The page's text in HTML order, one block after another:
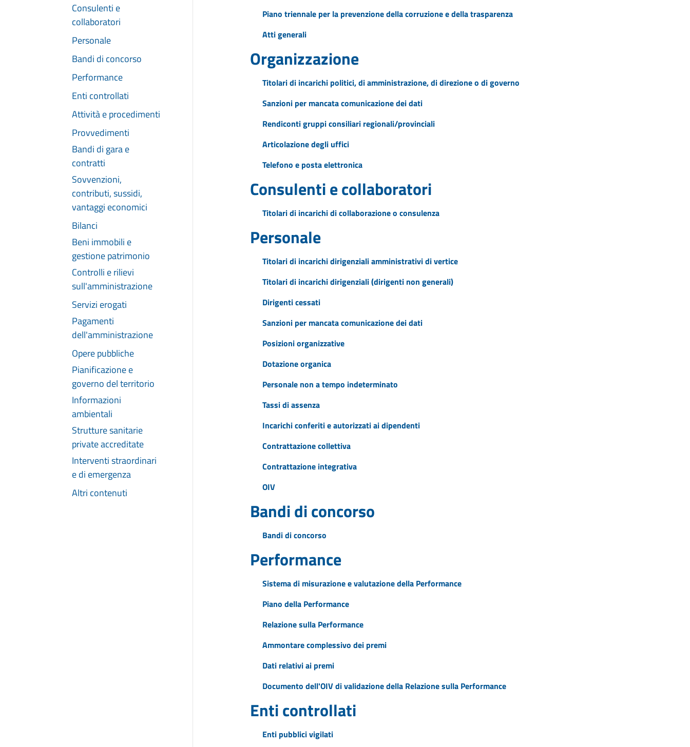
Consulenti e
collaboratori
Personale
Bandi di concorso
Performance
Enti controllati
Attività e procedimenti
Provvedimenti
Bandi di gara e
contratti
Sovvenzioni,
contributi, sussidi,
vantaggi economici
Bilanci
Beni immobili e
gestione patrimonio
Controlli e rilievi
sull'amministrazione
Servizi erogati
Pagamenti
dell'amministrazione
Opere pubbliche
Pianificazione e
governo del territorio
Informazioni
ambientali
Strutture sanitarie
private accreditate
Interventi straordinari
e di emergenza
Altri contenuti
Piano triennale per la prevenzione della corruzione e della trasparenza
Atti generali
Organizzazione
Titolari di incarichi politici, di amministrazione, di direzione o di governo
Sanzioni per mancata comunicazione dei dati
Rendiconti gruppi consiliari regionali/provinciali
Articolazione degli uffici
Telefono e posta elettronica
Consulenti e collaboratori
Titolari di incarichi di collaborazione o consulenza
Personale
Titolari di incarichi dirigenziali amministrativi di vertice
Titolari di incarichi dirigenziali (dirigenti non generali)
Dirigenti cessati
Sanzioni per mancata comunicazione dei dati
Posizioni organizzative
Dotazione organica
Personale non a tempo indeterminato
Tassi di assenza
Incarichi conferiti e autorizzati ai dipendenti
Contrattazione collettiva
Contrattazione integrativa
OIV
Bandi di concorso
Bandi di concorso
Performance
Sistema di misurazione e valutazione della Performance
Piano della Performance
Relazione sulla Performance
Ammontare complessivo dei premi
Dati relativi ai premi
Documento dell'OIV di validazione della Relazione sulla Performance
Enti controllati
Enti pubblici vigilati